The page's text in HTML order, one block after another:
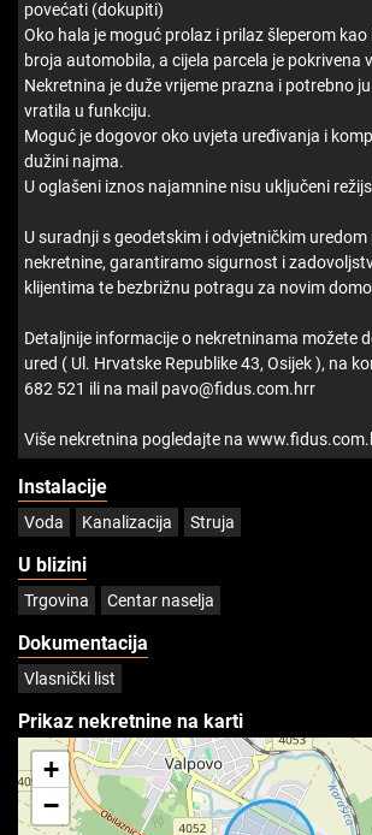
povećati (dokupiti)
Oko hala je moguć prolaz i prilaz šleperom kao
broja automobila, a cijela parcela je pokrivena
Nekretnina je duže vrijeme prazna i potrebno
vratila u funkciju.
Moguć je dogovor oko uvjeta uređivanja i
dužini najma.
U oglašeni iznos najamnine nisu uključeni
U suradnji s geodetskim i odvjetničkim
nekretnine, garantiramo sigurnost i
klijentima te bezbrižnu potragu za novim
Detaljnije informacije o nekretninama možete
ured ( Ul. Hrvatske Republike 43, Osijek ), na
682 521 ili na mail pavo@fidus.com.hrr
Više nekretnina pogledajte na
Instalacije
Voda Kanalizacija Struja
U blizini
Trgovina Centar naselja
Dokumentacija
Vlasnički list
Prikaz nekretnine na karti
+
−